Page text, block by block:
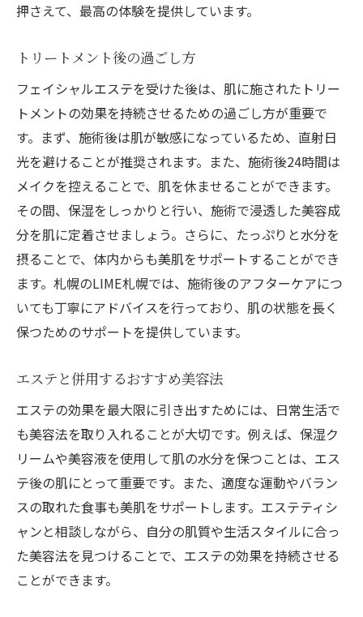
押さえて、最高の体験を提供しています。
トリートメント後の過ごし方
フェイシャルエステを受けた後は、肌に施されたトリー
トメントの効果を持続させるための過ごし方が重要で
す。まず、施術後は肌が敏感になっているため、直射日
光を避けることが推奨されます。また、施術後24時間は
メイクを控えることで、肌を休ませることができます。
その間、保湿をしっかりと行い、施術で浸透した美容成
分を肌に定着させましょう。さらに、たっぷりと水分を
摂ることで、体内からも美肌をサポートすることができ
ます。札幌のLIME札幌では、施術後のアフターケアにつ
いても丁寧にアドバイスを行っており、肌の状態を長く
保つためのサポートを提供しています。
エステと併用するおすすめ美容法
エステの効果を最大限に引き出すためには、日常生活で
も美容法を取り入れることが大切です。例えば、保湿ク
リームや美容液を使用して肌の水分を保つことは、エス
テ後の肌にとって重要です。また、適度な運動やバラン
スの取れた食事も美肌をサポートします。エステティシ
ャンと相談しながら、自分の肌質や生活スタイルに合っ
た美容法を見つけることで、エステの効果を持続させる
ことができます。